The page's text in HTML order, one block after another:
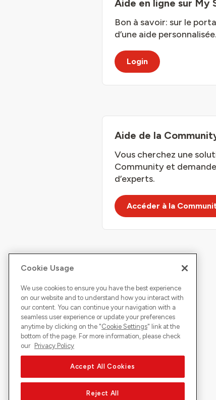
Aide en ligne sur My
Bon à savoir: sur le
d’une aide
Login
Aide de la
Vous cherchez une
Community et
d’experts.
Accéder à la
Cookie Usage
We use cookies to ensure you have the best experience
on our website and to understand how you interact with
our content. You can continue your navigation with a
seamless user experience or update your preferences
anytime by clicking on the "Cookie Settings" link at the
bottom of the page. For more information, please check
our Privacy Policy
Accept All Cookies
Reject All